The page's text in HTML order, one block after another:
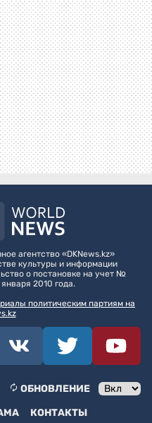
агентство «DKNews.kz»
культуры и информации
о постановке на учет №
2010 года.
политическим партиям на
ОБНОВЛЕНИЕ
КОНТАКТЫ